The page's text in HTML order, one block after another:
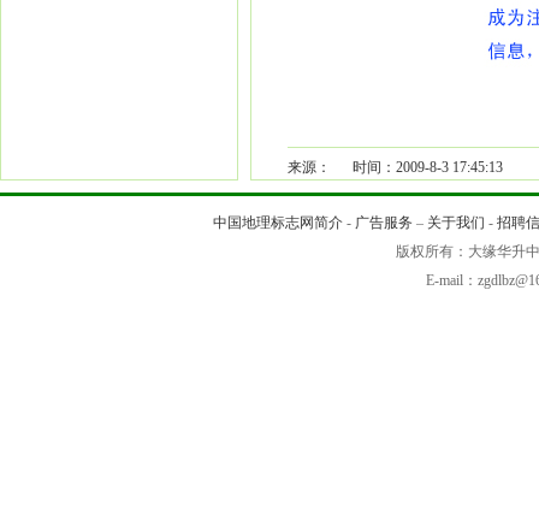
来源： 时间：2009-8-3 17:45:13
中国地理标志网简介 - 广告服务 – 关于我们 - 招聘
版权所有：大缘
E-mail：